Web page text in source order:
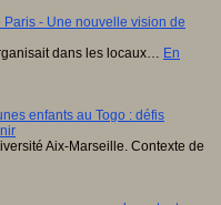
- Une nouvelle vision de
dans les locaux… En
enfants au Togo : défis
Aix-Marseille. Contexte de